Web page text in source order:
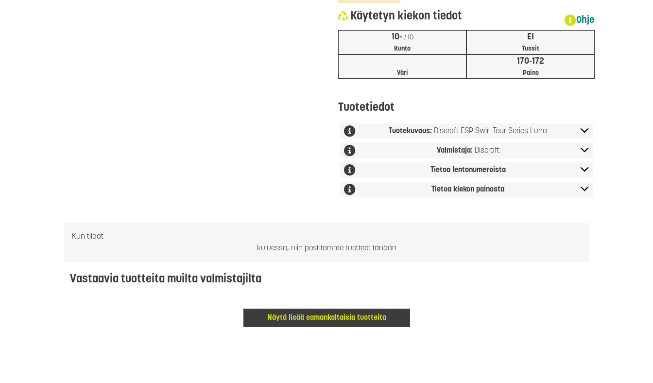
Käytetyn kiekon tiedot Ohje
Kunto
10- / 10
Tussit
EI
Väri Paino
170-172
Tuotetiedot
Tuotekuvaus: Discraft ESP Swirl Tour Series Luna
Valmistaja: Discraft
Tietoa lentonumeroista
Tietoa kiekon painosta
Kun tilaat
kuluessa, niin postitamme tuotteet tänään
Vastaavia tuotteita muilta valmistajilta
Näytä lisää samankaltaisia tuotteita